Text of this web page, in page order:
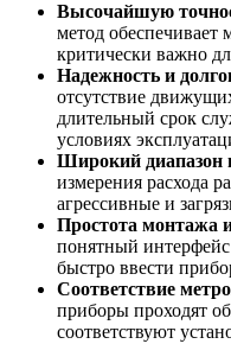
Высочайшую
метод
критически важно
Надежность и
отсутствие
длительный срок
условиях
Широкий диапазон
измерения расхода
агрессивные и
Простота монтажа
понятный
быстро ввести
Соответствие
приборы проходят
соответствуют